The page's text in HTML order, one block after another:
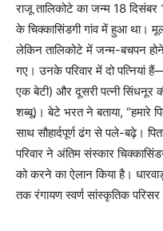
राजू तालिकोटे का जन्म 18
के चिक्कासिंडगी गांव में हुआ था।
लेकिन तालिकोटे में जन्म-बचपन
गए। उनके परिवार में दो पत्नियां
एक बेटी) और दूसरी पत्नी सिंधनूर
शब्बू)। बेटे भरत ने बताया, “हमारे
साथ सौहार्दपूर्ण ढंग से पले-बढ़े।
परिवार ने अंतिम संस्कार
को करने का ऐलान किया है।
तक रंगायण स्वर्ण सांस्कृतिक